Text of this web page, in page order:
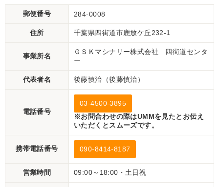
郵便番号 284-0008
住所 千葉県四街道市鹿放ケ丘232-1
事業所名
ＧＳＫマシナリー株式会社 四街道センタ
ー
代表者名 後藤慎治（後藤慎治）
電話番号
03-4500-3895
※お問合わせの際はUMMを見たとお伝え
いただくとスムーズです。
携帯電話番号 090-8414-8187
営業時間 09:00～18:00・土日祝